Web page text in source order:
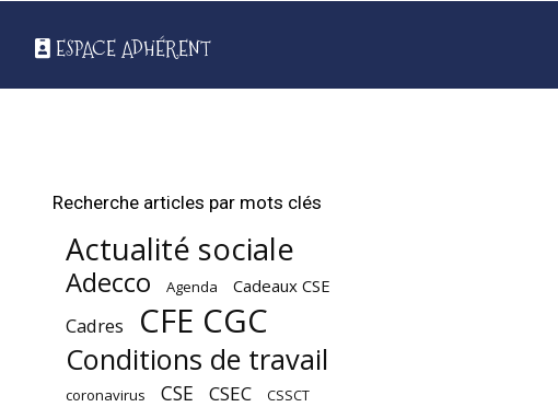
ESPACE ADHÉRENT
Recherche articles par mots clés
Actualité sociale
Adecco Agenda Cadeaux CSE
Cadres CFE CGC
Conditions de travail
coronavirus CSE CSEC CSSCT